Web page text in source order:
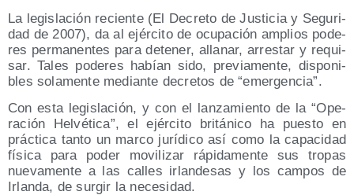
La legis­la­ción recien­te (El Decre­to de Jus­ti­cia y Segu­ri­
dad de 2007), da al ejér­ci­to de ocu­pa­ción amplios pode­
res per­ma­nen­tes para dete­ner, alla­nar, arres­tar y requi­
sar. Tales pode­res habían sido, pre­via­men­te, dis­po­ni­
bles sola­men­te median­te decre­tos de “emer­gen­cia”.
Con esta legis­la­ción, y con el lan­za­mien­to de la “Ope­
ra­ción Hel­vé­ti­ca”, el ejér­ci­to bri­tá­ni­co ha pues­to en
prác­ti­ca tan­to un mar­co jurí­di­co así como la capa­ci­dad
físi­ca para poder movi­li­zar rápi­da­men­te sus tro­pas
nue­va­men­te a las calles irlan­de­sas y los cam­pos de
Irlan­da, de sur­gir la necesidad.